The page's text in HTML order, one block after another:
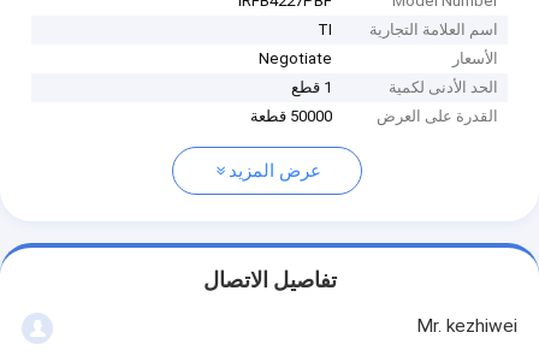
اسم العلامة التجارية
TI
الأسعار
Negotiate
الحد الأدنى لكمية
1 قطع
القدرة على العرض
50000 قطعة
عرض المزيد
تفاصيل الاتصال
Mr. kezhiwei